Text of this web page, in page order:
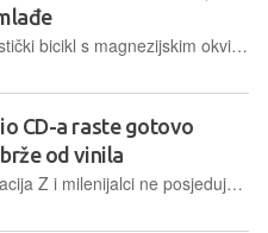
Teslin minimalistički bicikl s magnezijskim okvirom privukao je velik interes kupaca, iako košta značajno više od većine konkurentskih modela
CD-a raste gotovo
od vinila
Mnogi iz generacija Z i milenijalci ne posjeduju CD playere. Diskovi se kupuju kao kolekcionarski predmet, a slušanje tek dolazi: potražnja za čitačima, novima i rabljenima, tek počinje rasti